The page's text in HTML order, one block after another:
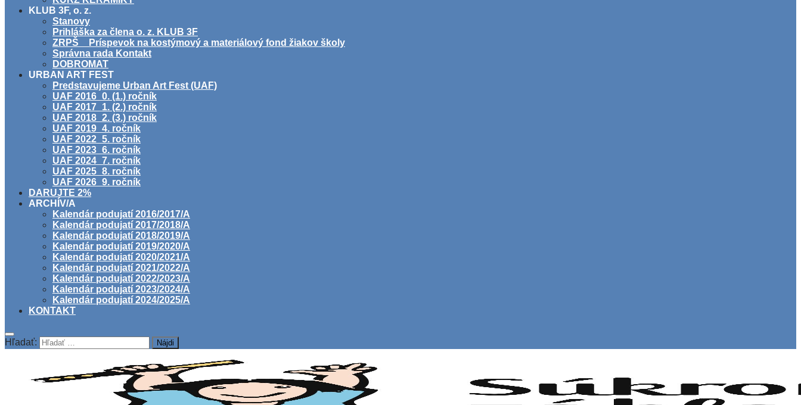
KLUB 3F, o. z.
Stanovy
Prihláška za člena o. z. KLUB 3F
ZRPŠ _ Príspevok na kostýmový a materiálový fond žiakov školy
Správna rada Kontakt
DOBROMAT
URBAN ART FEST
Predstavujeme Urban Art Fest (UAF)
UAF 2016_0. (1.) ročník
UAF 2017_1. (2.) ročník
UAF 2018_2. (3.) ročník
UAF 2019_4. ročník
UAF 2022_5. ročník
UAF 2023_6. ročník
UAF 2024_7. ročník
UAF 2025_8. ročník
UAF 2026_9. ročník
DARUJTE 2%
ARCHÍV/A
Kalendár podujatí 2016/2017/A
Kalendár podujatí 2017/2018/A
Kalendár podujatí 2018/2019/A
Kalendár podujatí 2019/2020/A
Kalendár podujatí 2020/2021/A
Kalendár podujatí 2021/2022/A
Kalendár podujatí 2022/2023/A
Kalendár podujatí 2023/2024/A
Kalendár podujatí 2024/2025/A
KONTAKT
Hľadať: